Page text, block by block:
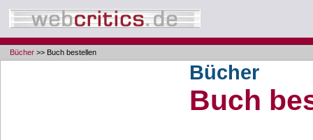
Bücher >> Buch bestellen
Bücher
Buch